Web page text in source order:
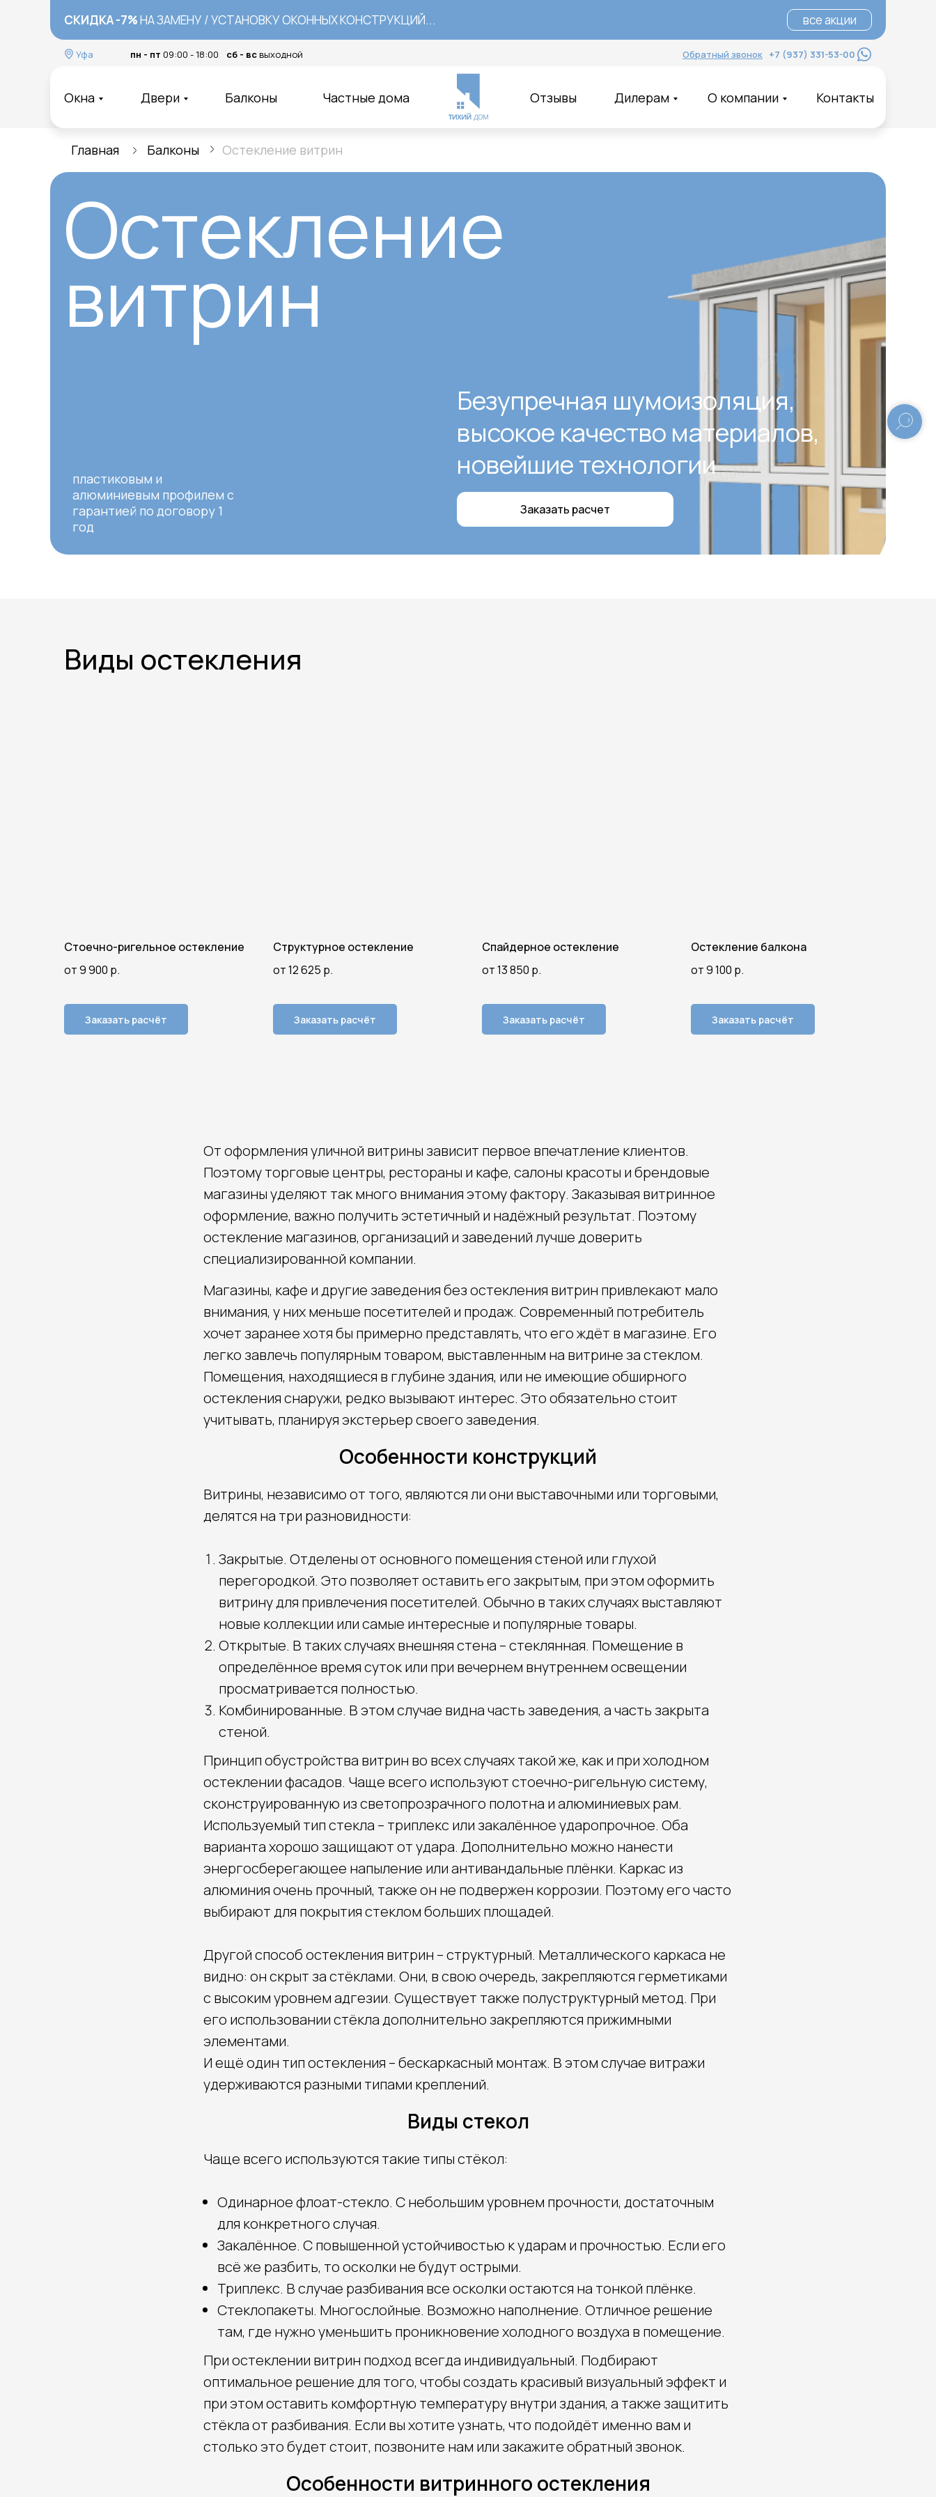
ДО КОНЦА 2025 Г. МОСКИТНАЯ СЕТКАВ ПОДАРОК все акции
СКИДКА -7%НА ЗАМЕНУ / УСТАНОВКУ ОКОННЫХ КОНСТРУКЦИЙ... все акции
Уфа пн - пт 09:00 - 18:00 сб - вс выходной +7 (937) 331-53-00
Обратный звонок
Окна Двери Балконы Частные дома Отзывы Дилерам О компании Контакты
Остекление
витрин
Главная
Безупречная шумоизоляция,
высокое качество материалов,
новейшие технологии
пластиковым и
алюминиевым профилем с
гарантией по договору 1
год
Заказать расчет
Остекление витрин
Балконы
Виды остекления
Стоечно-ригельное остекление
от 9 900 р.
Заказать расчёт
Структурное остекление
от 12 625 р.
Заказать расчёт
Спайдерное остекление
от 13 850 р.
Заказать расчёт
Остекление балкона
от 9 100 р.
Заказать расчёт
От оформления уличной витрины зависит первое впечатление клиентов.
Поэтому торговые центры, рестораны и кафе, салоны красоты и брендовые
магазины уделяют так много внимания этому фактору. Заказывая витринное
оформление, важно получить эстетичный и надёжный результат. Поэтому
остекление магазинов, организаций и заведений лучше доверить
специализированной компании.
Магазины, кафе и другие заведения без остекления витрин привлекают мало
внимания, у них меньше посетителей и продаж. Современный потребитель
хочет заранее хотя бы примерно представлять, что его ждёт в магазине. Его
легко завлечь популярным товаром, выставленным на витрине за стеклом.
Помещения, находящиеся в глубине здания, или не имеющие обширного
остекления снаружи, редко вызывают интерес. Это обязательно стоит
учитывать, планируя экстерьер своего заведения.
Особенности конструкций
Витрины, независимо от того, являются ли они выставочными или торговыми,
делятся на три разновидности:
Закрытые. Отделены от основного помещения стеной или глухой
перегородкой. Это позволяет оставить его закрытым, при этом оформить
витрину для привлечения посетителей. Обычно в таких случаях выставляют
новые коллекции или самые интересные и популярные товары.
Открытые. В таких случаях внешняя стена – стеклянная. Помещение в
определённое время суток или при вечернем внутреннем освещении
просматривается полностью.
Комбинированные. В этом случае видна часть заведения, а часть закрыта
стеной.
Принцип обустройства витрин во всех случаях такой же, как и при холодном
остеклении фасадов. Чаще всего используют стоечно-ригельную систему,
сконструированную из светопрозрачного полотна и алюминиевых рам.
Используемый тип стекла – триплекс или закалённое ударопрочное. Оба
варианта хорошо защищают от удара. Дополнительно можно нанести
энергосберегающее напыление или антивандальные плёнки. Каркас из
алюминия очень прочный, также он не подвержен коррозии. Поэтому его часто
выбирают для покрытия стеклом больших площадей.
Другой способ остекления витрин – структурный. Металлического каркаса не
видно: он скрыт за стёклами. Они, в свою очередь, закрепляются герметиками
с высоким уровнем адгезии. Существует также полуструктурный метод. При
его использовании стёкла дополнительно закрепляются прижимными
элементами.
И ещё один тип остекления – бескаркасный монтаж. В этом случае витражи
удерживаются разными типами креплений.
Виды стекол
Чаще всего используются такие типы стёкол:
Одинарное флоат-стекло. С небольшим уровнем прочности, достаточным
для конкретного случая.
Закалённое. С повышенной устойчивостью к ударам и прочностью. Если его
всё же разбить, то осколки не будут острыми.
Триплекс. В случае разбивания все осколки остаются на тонкой плёнке.
Стеклопакеты. Многослойные. Возможно наполнение. Отличное решение
там, где нужно уменьшить проникновение холодного воздуха в помещение.
При остеклении витрин подход всегда индивидуальный. Подбирают
оптимальное решение для того, чтобы создать красивый визуальный эффект и
при этом оставить комфортную температуру внутри здания, а также защитить
стёкла от разбивания. Если вы хотите узнать, что подойдёт именно вам и
столько это будет стоит, позвоните нам или закажите обратный звонок.
Особенности витринного остекления